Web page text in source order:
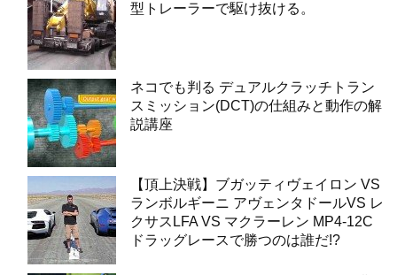
型トレーラーで駆け抜ける。
ネコでも判る デュアルクラッチトラン
スミッション(DCT)の仕組みと動作の解
説講座
【頂上決戦】ブガッティヴェイロン VS
ランボルギーニ アヴェンタドールVS レ
クサスLFA VS マクラーレン MP4-12C
ドラッグレースで勝つのは誰だ!?